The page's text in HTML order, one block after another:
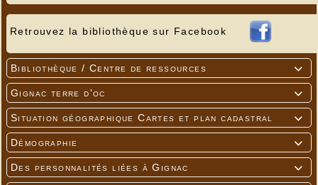
Retrouvez la bibliothèque sur Facebook

Bibliothèque / Centre de ressources

Gignac terre d'oc

Situation géographique Cartes et plan cadastral

Démographie

Des personnalités liées à Gignac